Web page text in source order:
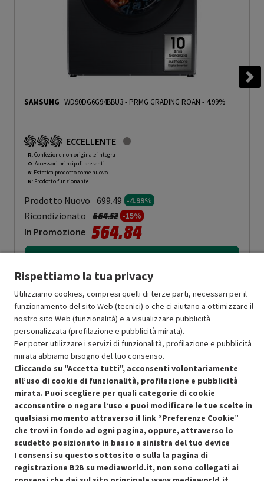
SAMSUNG WD90DG6G94BBU3- PRMG GRADING ROAN - 4.99%
ECCELLENTE
R: Confezione non originale integra
O: Accessori principali presenti
A: Estetica prodotto come nuovo
N: Prodotto funzionante
Prodotto Nuovo 699.49 -4.99%
Ricondizionato Prezzo ridotto da
664.52a-15%
In Promozione 564.84
SCONTO RICONDIZIONATI
Approfitta dello sconto del 15% sul prodotto ricondizionato.
Condizioni generali di vendita
Cookie Policy
Preferenze cookie
Recedere dal contratto qui
Rispettiamo la tua privacy
Utilizziamo cookies, compresi quelli di terze parti, necessari per il
funzionamento del sito Web (tecnici) o che ci aiutano a ottimizzare il
nostro sito Web (funzionalità) e a visualizzare pubblicità
personalizzata (profilazione e pubblicità mirata).
Per poter utilizzare i servizi di funzionalità, profilazione e pubblicità
mirata abbiamo bisogno del tuo consenso.
Cliccando su "Accetta tutti", acconsenti volontariamente
all’uso di cookie di funzionalità, profilazione e pubblicità
mirata. Puoi scegliere per quali categorie di cookie
acconsentire o negare l’uso e puoi modificare le tue scelte in
qualsiasi momento attraverso il link “Preferenze Cookie”
che trovi in fondo ad ogni pagina, oppure, attraverso lo
scudetto posizionato in basso a sinistra del tuo device
I consensi su questo sottosito o sulla la pagina di
registrazione B2B su mediaworld.it, non sono collegati ai